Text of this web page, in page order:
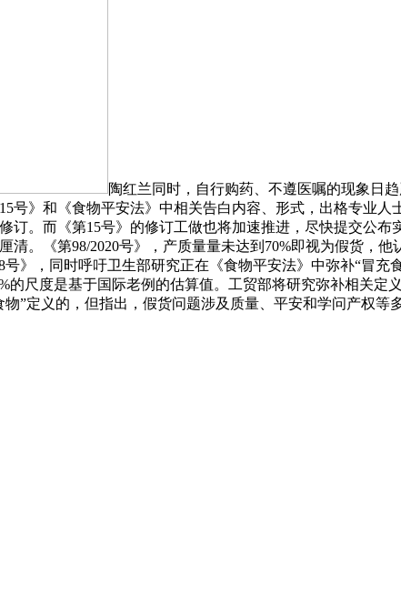
陶红兰同时，自行购药、不遵医嘱的现象日
》和《食物平安法》中相关告白内容、形式，出格专业人
。而《第15号》的修订工做也将加速推进，尽快提交公
清。《第98/2020号》，产质量量未达到70%即视为假货，
》，同时呼吁卫生部研究正在《食物平安法》中弥补“冒充
的尺度是基于国际老例的估算值。工贸部将研究弥补相关
”定义的，但指出，假货问题涉及质量、平安和学问产权等